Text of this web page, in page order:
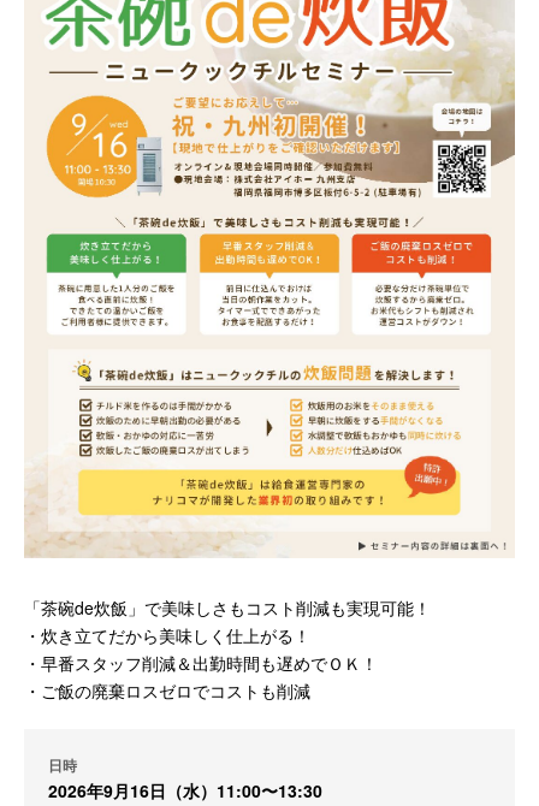
「茶碗de炊飯」で美味しさもコスト削減も実現可能！
・炊き立てだから美味しく仕上がる！
・早番スタッフ削減＆出勤時間も遅めでＯＫ！
・ご飯の廃棄ロスゼロでコストも削減
日時
2026年9月16日（水）11:00〜13:30